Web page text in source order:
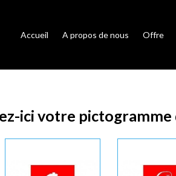
Accueil A propos de nous Offre
ici votre pictogramme